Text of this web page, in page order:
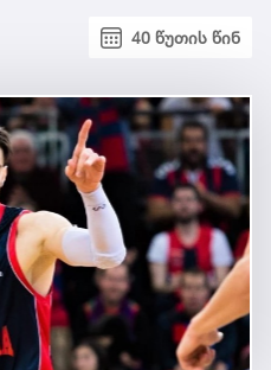
40 წუთის წინ